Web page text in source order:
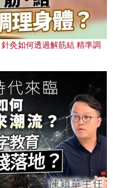
灸如何透過解筋結 精準調